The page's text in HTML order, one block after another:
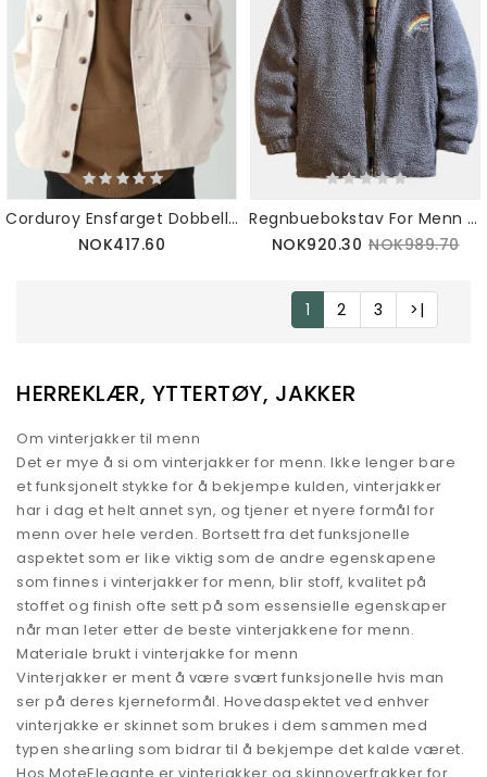
Corduroy Ensfarget Dobbellomme Langermet Jakke For Menn
NOK417.60
Regnbuebokstav For Menn Med Brodert Glidelås Foran Varm Fritidsjakke
NOK920.30 NOK989.70
1 2 3 >|
HERREKLÆR, YTTERTØY, JAKKER
Om vinterjakker til menn
Det er mye å si om vinterjakker for menn. Ikke lenger bare
et funksjonelt stykke for å bekjempe kulden, vinterjakker
har i dag et helt annet syn, og tjener et nyere formål for
menn over hele verden. Bortsett fra det funksjonelle
aspektet som er like viktig som de andre egenskapene
som finnes i vinterjakker for menn, blir stoff, kvalitet på
stoffet og finish ofte sett på som essensielle egenskaper
når man leter etter de beste vinterjakkene for menn.
Materiale brukt i vinterjakke for menn
Vinterjakker er ment å være svært funksjonelle hvis man
ser på deres kjerneformål. Hovedaspektet ved enhver
vinterjakke er skinnet som brukes i dem sammen med
typen shearling som bidrar til å bekjempe det kalde været.